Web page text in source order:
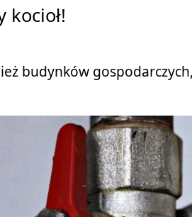
kocioł!
budynków